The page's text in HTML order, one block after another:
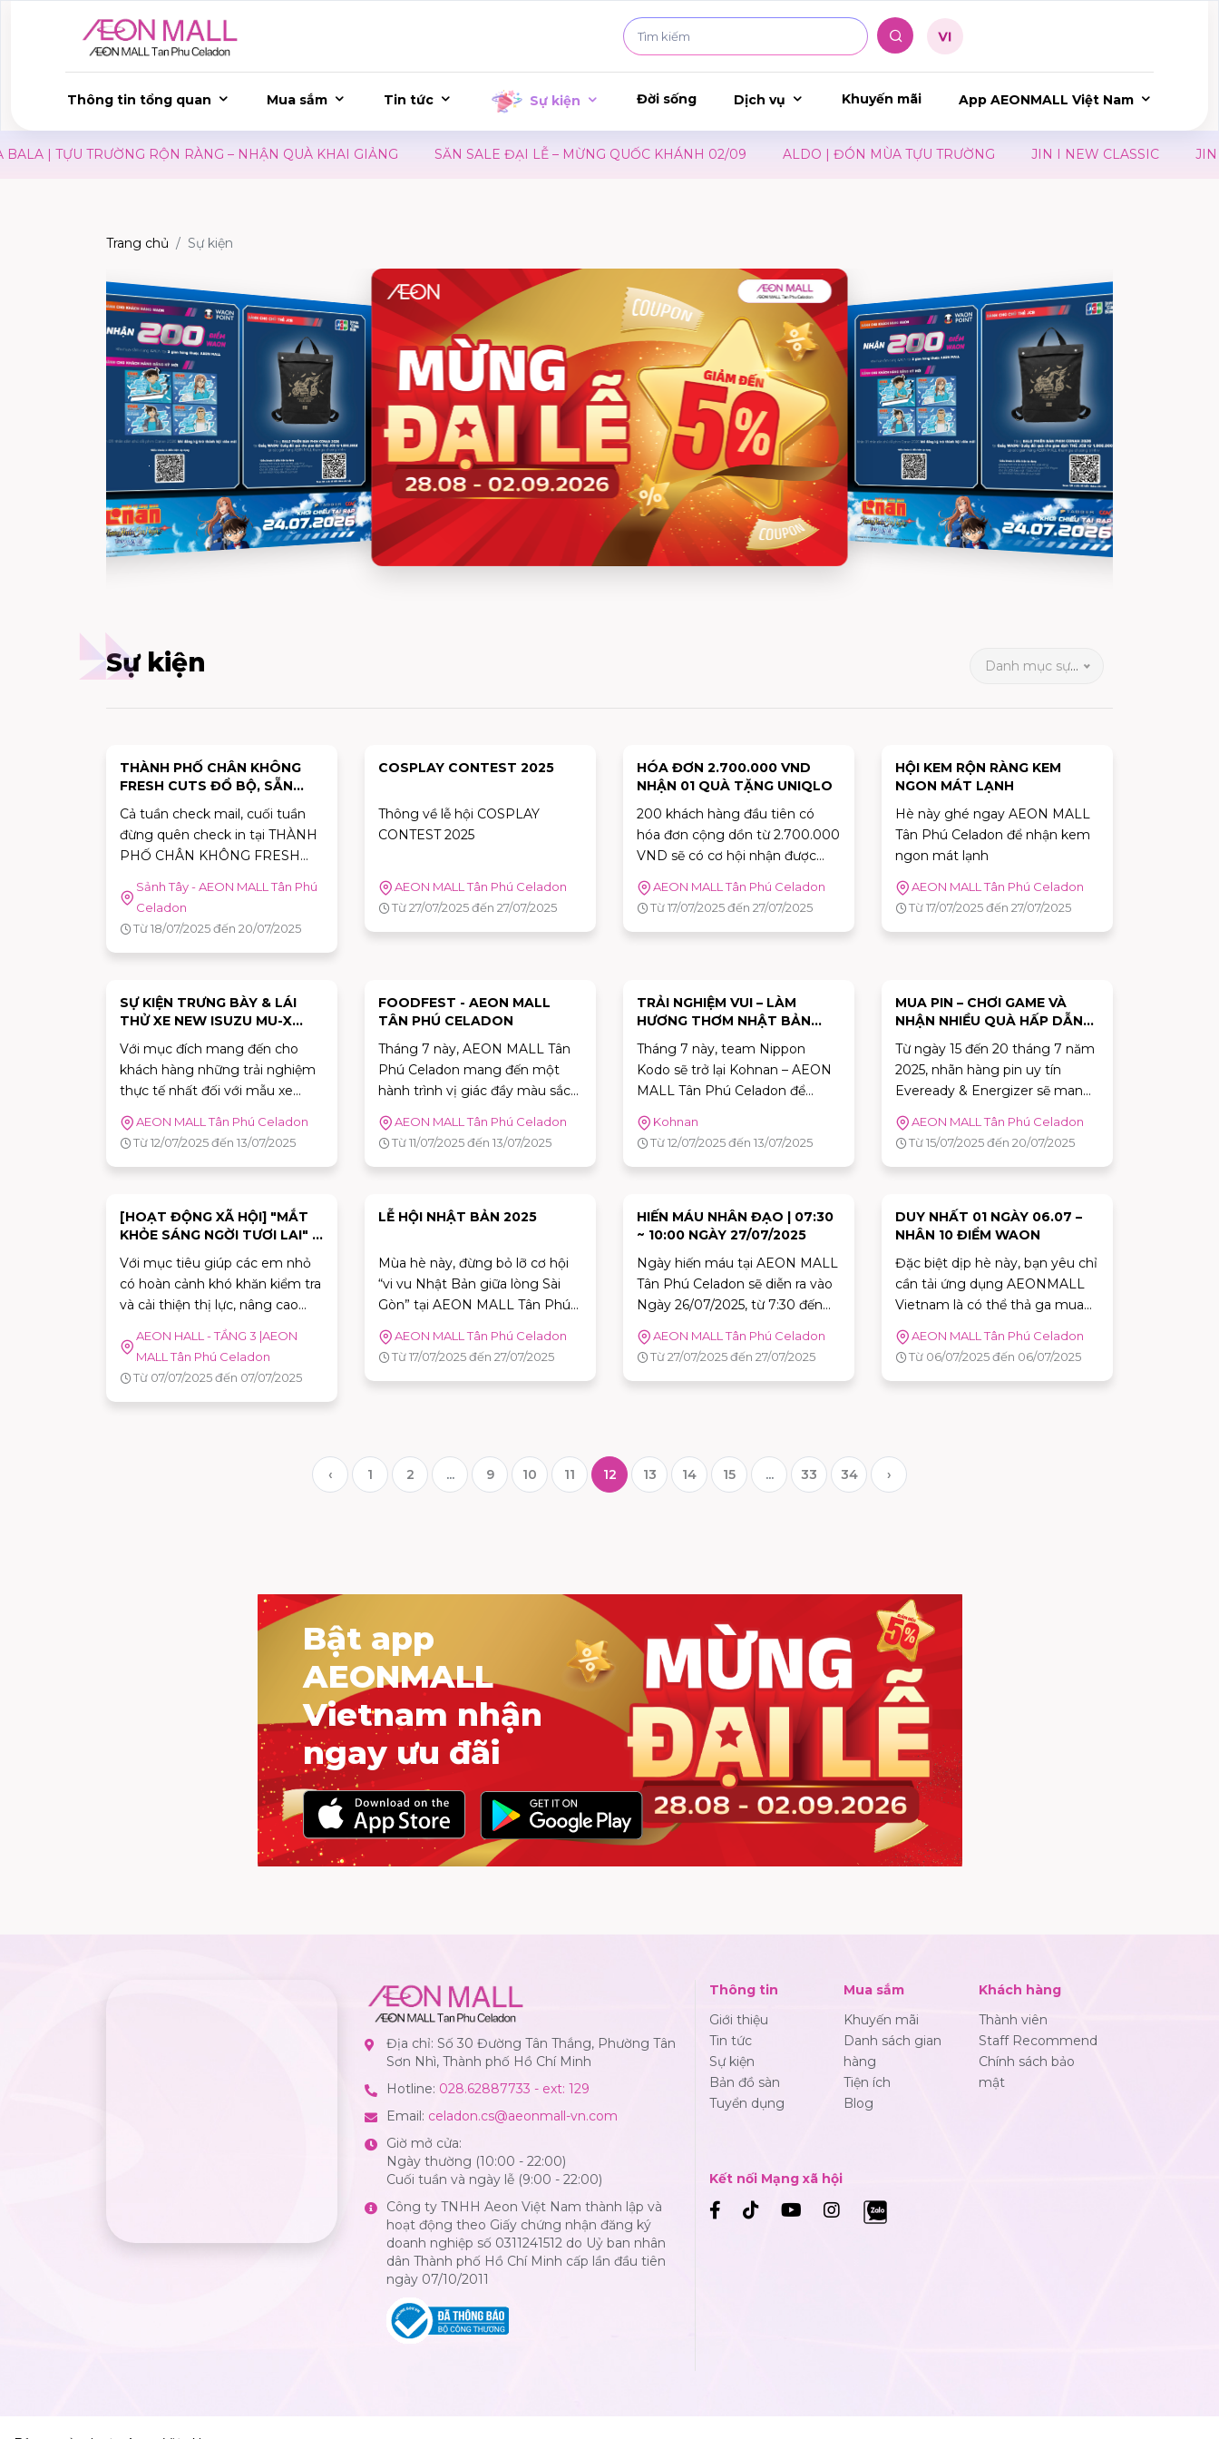
Thông tin tổng quan Mua sắm Tin tức Sự kiện Đời sống Dịch vụ Khuyến mãi App AEONMALL Việt Nam
| TỰU TRƯỜNG RỘN RÀNG – NHẬN QUÀ KHAI GIẢNG SĂN SALE ĐẠI LỄ – MỪNG QUỐC KHÁNH 02/09 ALDO | ĐÓN MÙA TỰU TRƯỜNG JIN I NEW CLASSIC JIN I
Trang chủ Sự kiện
Sự kiện Danh mục sự kiện
THÀNH PHỐ CHÂN KHÔNG
FRESH CUTS ĐỔ BỘ, SẴN
SÀNG KHIẾN CƯ DÂN ĐỔ
GỤC!!!
Cả tuần check mail, cuối tuần
đừng quên check in tại THÀNH
PHỐ CHÂN KHÔNG FRESH
quà tặng hấp dẫn chỉ chờ
những cư dân đến trải nghiệm.
Chi tiết “thành phố” xin mời cư
Sảnh Tây - AEON MALL Tân Phú
Celadon
Từ 18/07/2025 đến 20/07/2025
COSPLAY CONTEST 2025
Thông về lễ hội COSPLAY
CONTEST 2025
AEON MALL Tân Phú Celadon
Từ 27/07/2025 đến 27/07/2025
HÓA ĐƠN 2.700.000 VND
NHẬN 01 QUÀ TẶNG UNIQLO
200 khách hàng đầu tiên có
hóa đơn cộng dồn từ 2.700.000
VND sẽ có cơ hội nhận được
một phần quà hấp dẫn đến từ
Uniqlo
AEON MALL Tân Phú Celadon
Từ 17/07/2025 đến 27/07/2025
HỘI KEM RỘN RÀNG KEM
NGON MÁT LẠNH
Hè này ghé ngay AEON MALL
Tân Phú Celadon để nhận kem
ngon mát lạnh
AEON MALL Tân Phú Celadon
Từ 17/07/2025 đến 27/07/2025
SỰ KIỆN TRƯNG BÀY & LÁI
THỬ XE NEW ISUZU MU-X
2025 TẠI AEON MALL TÂN
PHÚ CELADON: TRỌN LỐI ĐI
RIÊNG
Với mục đích mang đến cho
khách hàng những trải nghiệm
thực tế nhất đối với mẫu xe
NEW ISUZU MU-X 2025, ISUZU
Việt Nam sẽ tổ chức chương
trình trưng bày & lái thử mẫu
tiết như sau:
AEON MALL Tân Phú Celadon
Từ 12/07/2025 đến 13/07/2025
FOODFEST - AEON MALL
TÂN PHÚ CELADON
Tháng 7 này, AEON MALL Tân
Phú Celadon mang đến một
hành trình vị giác đầy màu sắc
với Food Fest 2025 – nơi bạn có
thể "Ăn hết mình, chill hết cỡ!"
và tận hưởng những khoảnh
AEON MALL Tân Phú Celadon
Từ 11/07/2025 đến 13/07/2025
TRẢI NGHIỆM VUI – LÀM
HƯƠNG THƠM NHẬT BẢN
QUÀ YÊU TẠI KOHNAN TÂN
PHÚ
Tháng 7 này, team Nippon
Kodo sẽ trở lại Kohnan – AEON
MALL Tân Phú Celadon để
mang tới quý vị một trải
nghiệm thú vị: Tự tay làm
hương thơm Nhật Bản theo
giới trẻ Nhật Bản yêu thích.
Kohnan
Từ 12/07/2025 đến 13/07/2025
MUA PIN – CHƠI GAME VÀ
NHẬN NHIỀU QUÀ HẤP DẪN
TỪ EVEREADY & ENERGIZER
Từ ngày 15 đến 20 tháng 7 năm
2025, nhãn hàng pin uy tín
Eveready & Energizer sẽ mang
đến một sân chơi cực kỳ sôi
động: Mua Pin – Chơi Game –
Nhận Quà Cực Cool như: sticker,
mưa, ly giữ nhiệt Eveready...
AEON MALL Tân Phú Celadon
Từ 15/07/2025 đến 20/07/2025
[HOẠT ĐỘNG XÃ HỘI] "MẮT
KHỎE SÁNG NGỜI TƯƠI LAI" -
MIỄN PHÍ
Với mục tiêu giúp các em nhỏ
có hoàn cảnh khó khăn kiểm tra
và cải thiện thị lực, nâng cao
chất lượng học tập, kết hợp với
cửa hàng Megane Prince,
chúng tôi tổ chức chương trình
"Mắt khỏe sáng ngời tươi lai".
AEON HALL - TẦNG 3 |AEON
MALL Tân Phú Celadon
Từ 07/07/2025 đến 07/07/2025
LỄ HỘI NHẬT BẢN 2025
Mùa hè này, đừng bỏ lỡ cơ hội
“vi vu Nhật Bản giữa lòng Sài
Gòn” tại AEON MALL Tân Phú
Celadon – nơi diễn ra lễ hội văn
hóa Nhật Bản độc đáo chỉ có
một lần trong năm!
AEON MALL Tân Phú Celadon
Từ 17/07/2025 đến 27/07/2025
HIẾN MÁU NHÂN ĐẠO | 07:30
~ 10:00 NGÀY 27/07/2025
Ngày hiến máu tại AEON MALL
Tân Phú Celadon sẽ diễn ra vào
Ngày 26/07/2025, từ 7:30 đến
10:00. Đây là dịp tuyệt vời để
mỗi người trong chúng ta góp
phần mang lại hy vọng và cứu
hành động cụ thể.
AEON MALL Tân Phú Celadon
Từ 27/07/2025 đến 27/07/2025
DUY NHẤT 01 NGÀY 06.07 –
NHÂN 10 ĐIỂM WAON
Đặc biệt dịp hè này, bạn yêu chỉ
cần tải ứng dụng AEONMALL
Vietnam là có thể thả ga mua
sắm với ưu đãi hấp dẫn:
AEON MALL Tân Phú Celadon
Từ 06/07/2025 đến 06/07/2025
‹ 1 2 ... 9 10 11 12 13 14 15 ... 33 34 ›
Bật app
AEONMALL
Vietnam nhận
ngay ưu đãi
Địa chỉ: Số 30 Đường Tân Thắng, Phường Tân
Sơn Nhì, Thành phố Hồ Chí Minh
Hotline: 028.62887733 - ext: 129
Email: celadon.cs@aeonmall-vn.com
Giờ mở cửa:
Ngày thường (10:00 - 22:00)
Cuối tuần và ngày lễ (9:00 - 22:00)
Công ty TNHH Aeon Việt Nam thành lập và
hoạt động theo Giấy chứng nhận đăng ký
doanh nghiệp số 0311241512 do Uỷ ban nhân
dân Thành phố Hồ Chí Minh cấp lần đầu tiên
ngày 07/10/2011
Thông tin
Giới thiệu
Tin tức
Sự kiện
Bản đồ sàn
Tuyển dụng
Mua sắm
Khuyến mãi
Danh sách gian
hàng
Tiện ích
Blog
Khách hàng
Thành viên
Staff Recommend
Chính sách bảo
mật
Kết nối Mạng xã hội